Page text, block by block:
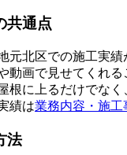
共通点
元北区での施工実
動画で見せてくれ
根に上るだけでな
績は業務内容・施工
法